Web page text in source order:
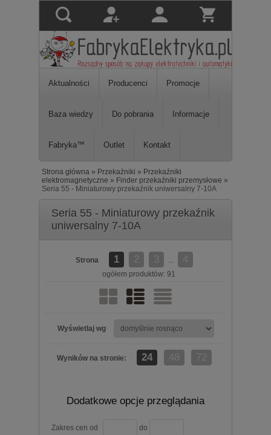
Aktualności Producenci Promocje
Baza wiedzy Do pobrania Informacje
Fabryka™ Outlet Kontakt
Strona główna » Przekaźniki » Przekaźniki
elektromagnetyczne » Finder przekaźniki przemysłowe »
Seria 55 - Miniaturowy przekaźnik uniwersalny 7-10A
Seria 55 - Miniaturowy przekaźnik
uniwersalny 7-10A
Strona 1 ...
ogółem produktów: 91
Wyświetlaj wg
Wyników na stronie: 24
Dodatkowe opcje przeglądania
Zakres cen od do